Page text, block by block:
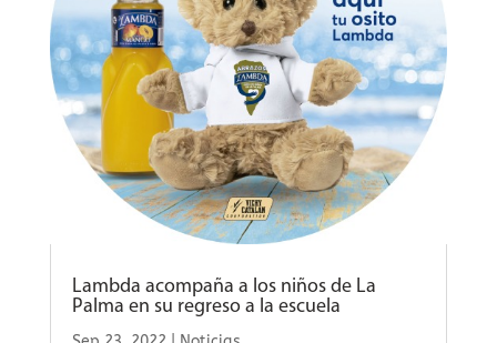
Lambda acompaña a los niños de La
Palma en su regreso a la escuela